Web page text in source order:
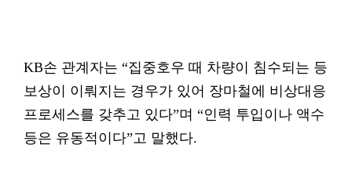
KB손 관계자는 “집중호우 때 차량이 침수되는 등
보상이 이뤄지는 경우가 있어 장마철에 비상대응
프로세스를 갖추고 있다”며 “인력 투입이나 액수
등은 유동적이다”고 말했다.